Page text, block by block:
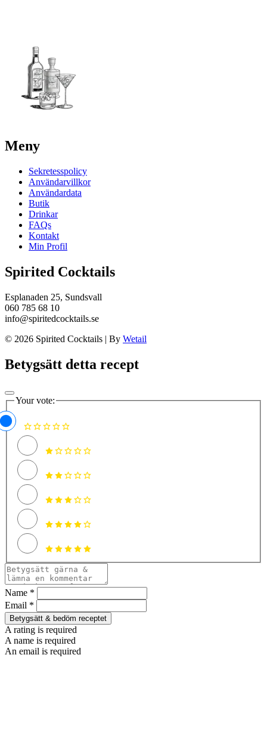
Meny
Sekretesspolicy
Användarvillkor
Användardata
Butik
Drinkar
FAQs
Kontakt
Min Profil
Spirited Cocktails
Esplanaden 25, Sundsvall
060 785 68 10
info@spiritedcocktails.se
© 2026 Spirited Cocktails | By Wetail
Betygsätt detta recept
Your vote:
Name *
Email *
Betygsätt & bedöm receptet
A rating is required
A name is required
An email is required